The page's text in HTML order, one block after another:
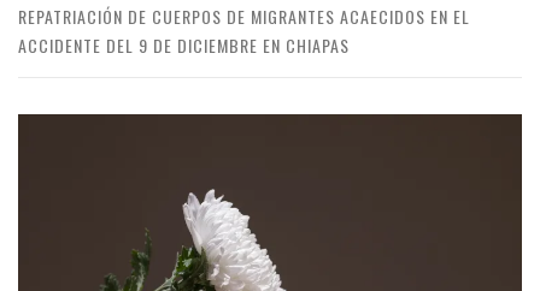
REPATRIACIÓN DE CUERPOS DE MIGRANTES ACAECIDOS EN EL
ACCIDENTE DEL 9 DE DICIEMBRE EN CHIAPAS